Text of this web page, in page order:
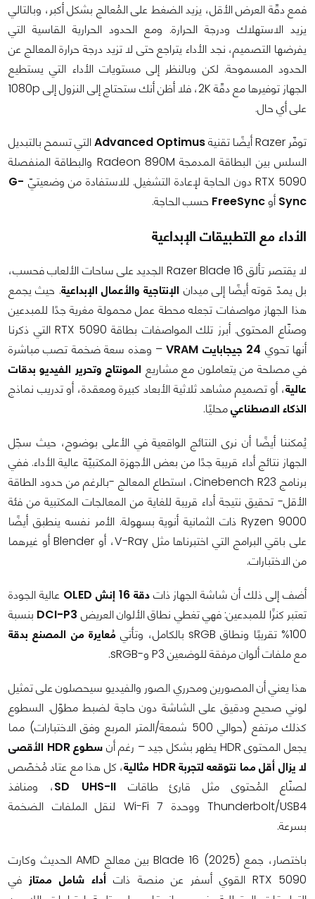
فمع دقّة العرض الأقل، يزيد الضغط على المُعالج بشكل أكبر، وبالتالي
يزيد الاستهلاك ودرجة الحرارة. ومع الحدود الحرارية القاسية التي
يفرضها التصميم، نجد الأداء يتراجع حتى لا تزيد درجة حرارة المعالج عن
الحدود المسموحة. لكن وبالنظر إلى مستويات الأداء التي يستطيع
الجهاز توفيرها مع دقّة 2K، فلا أظن أنك ستحتاج إلى النزول إلى 1080p
على أي حال.
توفّر Razer أيضًا تقنية Advanced Optimusالتي تسمح بالتبديل
السلس بين البطاقة المدمجة Radeon 890M والبطاقة المنفصلة
RTX 5090 دون الحاجة لإعادة التشغيل. للاستفادة من وضعيتيّ
G-
Sync أوFreeSync حسب الحاجة.
الأداء مع التطبيقات الإبداعية
لا يقتصر تألق Razer Blade 16 الجديد على ساحات الألعاب فحسب،
بل يمدّ قوته أيضًا إلى ميدان الإنتاجية والأعمال الإبداعية. حيث يجمع
هذا الجهاز مواصفات تجعله محطة عمل محمولة مغرية جدًا للمبدعين
وصنّاع المحتوى. أبرز تلك المواصفات بطاقة RTX 5090 التي ذكرنا
أنها تحوي 24 جيجابايت VRAM
– وهذه سعة ضخمة تصب مباشرة
في مصلحة من يتعاملون مع مشاريع المونتاج وتحرير الفيديو بدقات
عالية، أو تصميم مشاهد ثلاثية الأبعاد كبيرة ومعقدة، أو تدريب نماذج
الذكاء الاصطناعيمحليًا.
يُمكننا أيضًا أن نرى النتائج الواقعية في الأعلى بوضوح، حيث سجّل
الجهاز نتائج أداء قريبة جدًا من بعض الأجهزة المكتبيّة عالية الأداء. ففي
برنامج Cinebench R23، استطاع المعالج -بالرغم من حدود الطاقة
الأقل- تحقيق نتيجة أداء قريبة للغاية من المعالجات المكتبية من فئة
Ryzen 9000 ذات الثمانية أنوية بسهولة. الأمر نفسه ينطبق أيضًا
على باقي البرامج التي اختبرناها مثل V-Ray، أو Blender أو غيرهما
من الاختبارات.
أضف إلى ذلك أن شاشة الجهاز ذاتدقة 16 إنش OLED
عالية الجودة
تعتبر كنزًا للمبدعين: فهي تغطي نطاق الألوان العريض DCI-P3 بنسبة
100% تقريبًا ونطاق sRGB بالكامل، وتأتي
مُعايرة من المصنع بدقة
مع ملفات ألوان مرفقة للوضعين P3 و-sRGB.
هذا يعني أن المصورين ومحرري الصور والفيديو سيحصلون على تمثيل
لوني صحيح ودقيق على الشاشة دون حاجة لضبط مطوّل. السطوع
كذلك مرتفع (حوالي 500 شمعة/المتر المربع وفق الاختبارات) مما
يجعل المحتوى HDR يظهر بشكل جيد – رغم أن
سطوع HDR الأقصى
لا يزال أقل مما نتوقعه لتجربة HDR مثالية
، كل هذا مع عتاد مُخصّص
لصنّاع المُحتوى مثل قارئ طاقاتSD UHS-II، ومنافذ
Thunderbolt/USB4 ووحدة Wi-Fi 7 لنقل الملفات الضخمة
بسرعة.
باختصار، جمع Blade 16 (2025) بين معالج AMD الحديث وكارت
RTX 5090 القوي أسفر عن منصة ذات
أداء شامل ممتاز في